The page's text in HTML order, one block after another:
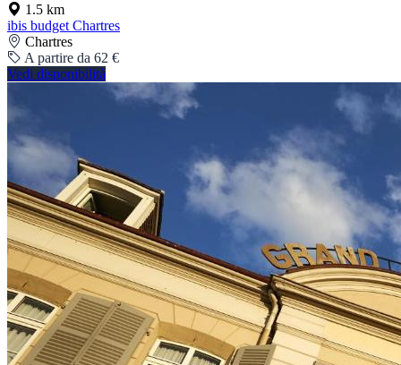
1.5 km
ibis budget Chartres
Chartres
A partire da 62 €
Vedi disponibilità